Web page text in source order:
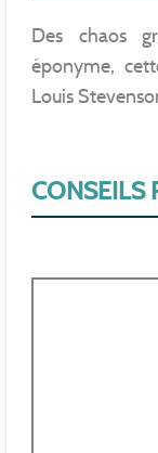
Des chaos
éponyme,
Louis
CONSEILS